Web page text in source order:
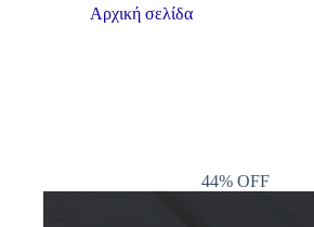
Αρχική σελίδα
44% OFF